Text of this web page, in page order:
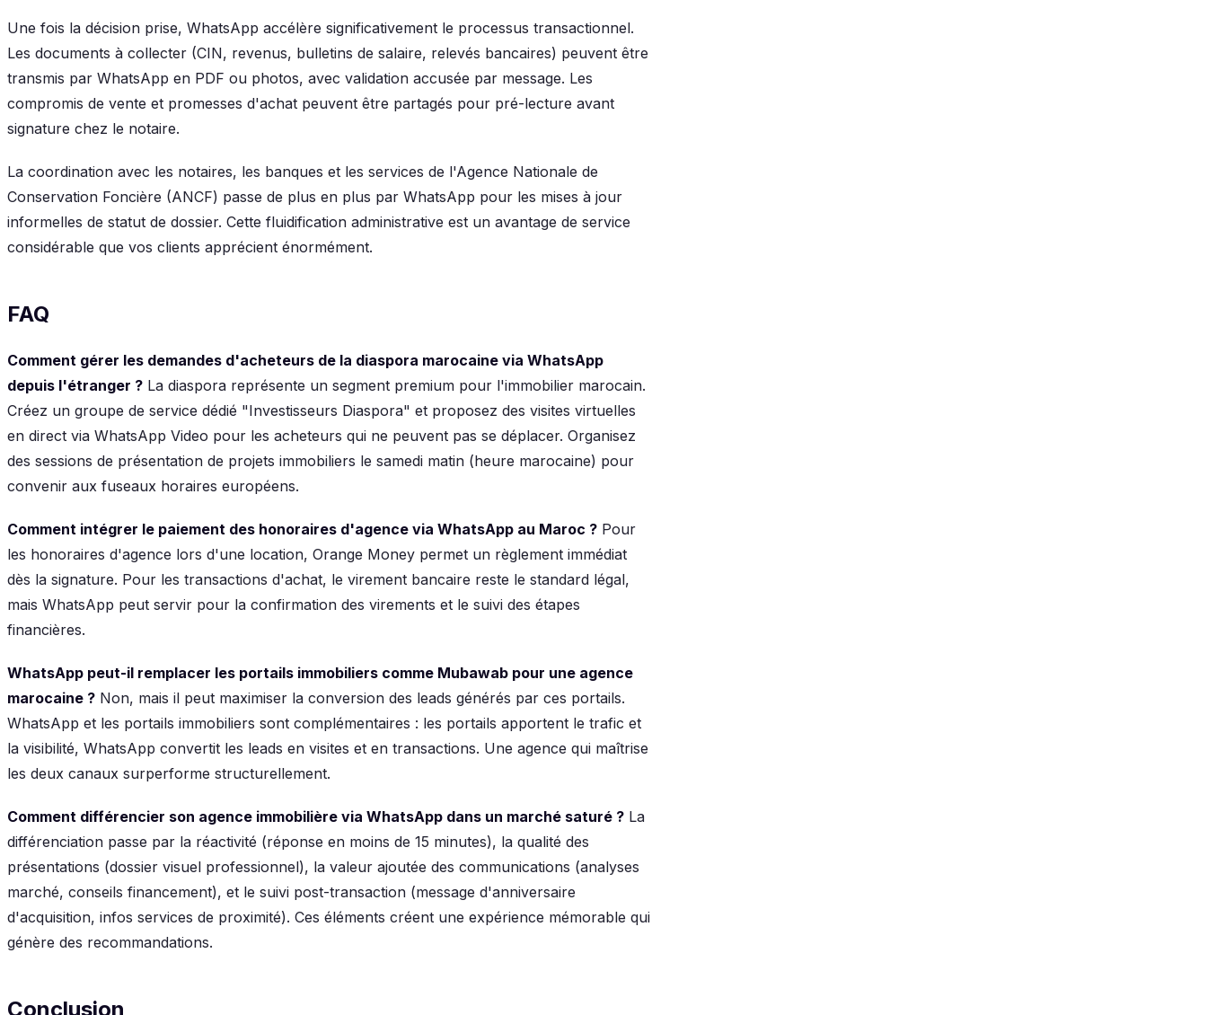
Une fois la décision prise, WhatsApp accélère significativement le processus transactionnel.
Les documents à collecter (CIN, revenus, bulletins de salaire, relevés bancaires) peuvent être
transmis par WhatsApp en PDF ou photos, avec validation accusée par message. Les
compromis de vente et promesses d'achat peuvent être partagés pour pré-lecture avant
signature chez le notaire.
La coordination avec les notaires, les banques et les services de l'Agence Nationale de
Conservation Foncière (ANCF) passe de plus en plus par WhatsApp pour les mises à jour
informelles de statut de dossier. Cette fluidification administrative est un avantage de service
considérable que vos clients apprécient énormément.
FAQ
Comment gérer les demandes d'acheteurs de la diaspora marocaine via WhatsApp
depuis l'étranger ? La diaspora représente un segment premium pour l'immobilier marocain.
Créez un groupe de service dédié "Investisseurs Diaspora" et proposez des visites virtuelles
en direct via WhatsApp Video pour les acheteurs qui ne peuvent pas se déplacer. Organisez
des sessions de présentation de projets immobiliers le samedi matin (heure marocaine) pour
convenir aux fuseaux horaires européens.
Comment intégrer le paiement des honoraires d'agence via WhatsApp au Maroc ? Pour
les honoraires d'agence lors d'une location, Orange Money permet un règlement immédiat
dès la signature. Pour les transactions d'achat, le virement bancaire reste le standard légal,
mais WhatsApp peut servir pour la confirmation des virements et le suivi des étapes
financières.
WhatsApp peut-il remplacer les portails immobiliers comme Mubawab pour une agence
marocaine ? Non, mais il peut maximiser la conversion des leads générés par ces portails.
WhatsApp et les portails immobiliers sont complémentaires : les portails apportent le trafic et
la visibilité, WhatsApp convertit les leads en visites et en transactions. Une agence qui maîtrise
les deux canaux surperforme structurellement.
Comment différencier son agence immobilière via WhatsApp dans un marché saturé ? La
différenciation passe par la réactivité (réponse en moins de 15 minutes), la qualité des
présentations (dossier visuel professionnel), la valeur ajoutée des communications (analyses
marché, conseils financement), et le suivi post-transaction (message d'anniversaire
d'acquisition, infos services de proximité). Ces éléments créent une expérience mémorable qui
génère des recommandations.
Conclusion